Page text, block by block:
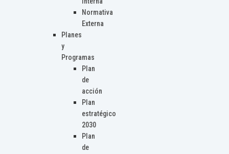
Normativa
Externa
Planes
y
Programas
Plan
de
acción
Plan
estratégico
2030
Plan
de